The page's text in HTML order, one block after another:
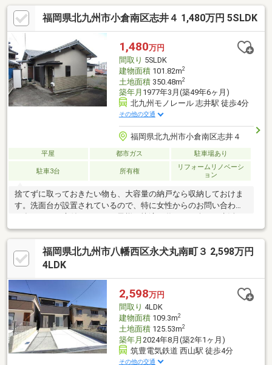
能、大容量のウォークインクローゼットなど、日々の暮らしを快
適にサポートする充実の設備が勢揃いです。お車２台分の駐車ス
ペースを完備しています。魅力がたっぷり詰まったこのお家で、
新しい生活をスタートしましょう♪
福岡県北九州市小倉南区志井４ 1,480万円 5SLDK
1,480万円
間取り 5SLDK
建物面積101.82m2
土地面積350.48m2
築年月 1977年3月(築49年6ヶ月)
北九州モノレール 志井駅 徒歩4分
その他の交通
福岡県北九州市小倉南区志井４
平屋 都市ガス 駐車場あり
駐車3台 所有権
リフォームリノベーシ
ョン
捨てずに取っておきたい物も、大容量の納戸なら収納しておけま
す。洗面台が設置されているので、特に女性からのお問い合わせ
できます。不動産の購入は人生の中でも大きなお買い物だと言わ
れています。そんな大きなお買い物で失敗しないためにも、購入
をお考えの際は不動産のプロである当社スタッフにお任せくださ
い。
福岡県北九州市八幡西区永犬丸南町３ 2,598万円
4LDK
2,598万円
間取り 4LDK
建物面積109.3m2
土地面積125.53m2
築年月 2024年8月(築2年1ヶ月)
筑豊電気鉄道 西山駅 徒歩4分
その他の交通